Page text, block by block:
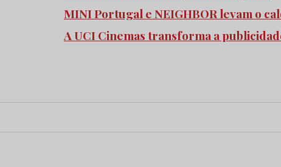
MINI Portugal e NEIGHBOR levam o
A UCI Cinemas transforma a